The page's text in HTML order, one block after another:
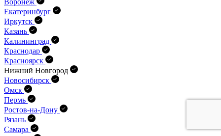
Воронеж
Екатеринбург
Иркутск
Казань
Калининград
Краснодар
Красноярск
Нижний Новгород
Новосибирск
Омск
Пермь
Ростов-на-Дону
Рязань
Самара